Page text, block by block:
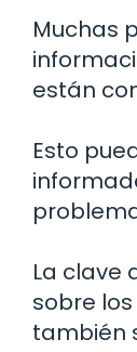
Muchas
están
Esto
La clave
sobre
también